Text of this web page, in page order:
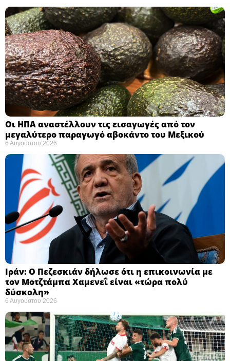
Οι ΗΠΑ αναστέλλουν τις εισαγωγές από τον
μεγαλύτερο παραγωγό αβοκάντο του Μεξικού ​
6 Αυγούστου 2026
Ιράν: Ο Πεζεσκιάν δήλωσε ότι η επικοινωνία με
τον Μοτζτάμπα Χαμενεΐ είναι «τώρα πολύ
δύσκολη» ​
6 Αυγούστου 2026